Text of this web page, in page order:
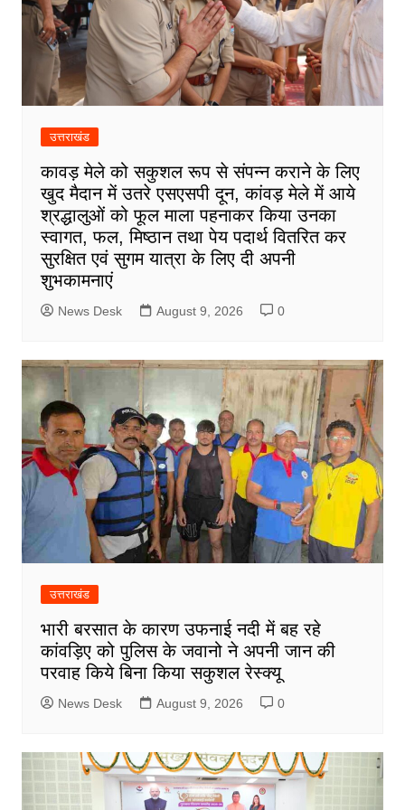
उत्तराखंड
कावड़ मेले को सकुशल रूप से संपन्न कराने के लिए
खुद मैदान में उतरे एसएसपी दून, कांवड़ मेले में आये
श्रद्धालुओं को फूल माला पहनाकर किया उनका
स्वागत, फल, मिष्ठान तथा पेय पदार्थ वितरित कर
सुरक्षित एवं सुगम यात्रा के लिए दी अपनी
शुभकामनाएं
News Desk August 9, 2026 0
उत्तराखंड
भारी बरसात के कारण उफनाई नदी में बह रहे
कांवड़िए को पुलिस के जवानो ने अपनी जान की
परवाह किये बिना किया सकुशल रेस्क्यू
News Desk August 9, 2026 0